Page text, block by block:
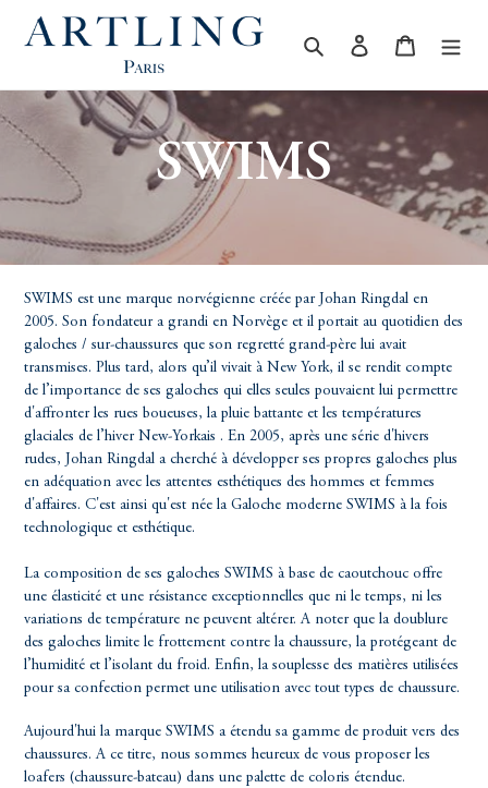
RechercherSe connecter
Panier
C
O
L
L
E
C
T
I
O
N
SWIMS
SWIMS est une marque norvégienne créée par Johan Ringdal en
2005. Son fondateur a grandi en Norvège et il portait au quotidien des
galoches / sur-chaussures que son regretté grand-père lui avait
transmises. Plus tard, alors qu’il vivait à New York, il se rendit compte
de l’importance de ses galoches qui elles seules pouvaient lui permettre
d'affronter les rues boueuses, la pluie battante et les températures
glaciales de l’hiver New-Yorkais . En 2005, après une série d'hivers
rudes, Johan Ringdal a cherché à développer ses propres galoches plus
en adéquation avec les attentes esthétiques des hommes et femmes
d'affaires. C'est ainsi qu'est née la Galoche moderne SWIMS à la fois
technologique et esthétique.
La composition de ses galoches SWIMS à base de caoutchouc offre
une élasticité et une résistance exceptionnelles que ni le temps, ni les
variations de température ne peuvent altérer. A noter que la doublure
des galoches limite le frottement contre la chaussure, la protégeant de
l’humidité et l’isolant du froid. Enfin, la souplesse des matières utilisées
pour sa confection permet une utilisation avec tout types de chaussure.
Aujourd'hui la marque SWIMS a étendu sa gamme de produit vers des
chaussures. A ce titre, nous sommes heureux de vous proposer les
loafers (chaussure-bateau) dans une palette de coloris étendue.